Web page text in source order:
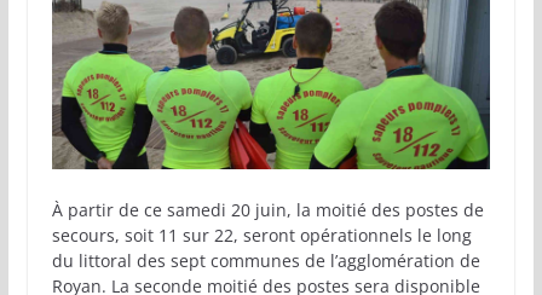
À partir de ce samedi 20 juin, la moitié des postes de
secours, soit 11 sur 22, seront opérationnels le long
du littoral des sept communes de l’agglomération de
Royan. La seconde moitié des postes sera disponible